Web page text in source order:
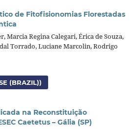
de Fitofisionomias Florestadas
Marcia Regina Calegari, Érica de Souza,
Torrado, Luciane Marcolin, Rodrigo
(BRAZIL))
na Reconstituição
Caetetus – Gália (SP)